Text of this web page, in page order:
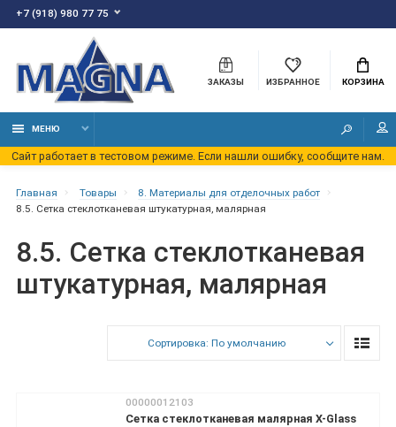
+7 (918) 980 77 75
ЗАКАЗЫ ИЗБРАННОЕ КОРЗИНА
МЕНЮ
Сайт работает в тестовом режиме. Если нашли ошибку, сообщите нам.
Главная Товары
8. Материалы для отделочных работ
8.5. Сетка стеклотканевая штукатурная, малярная
8.5. Сетка стеклотканевая
штукатурная, малярная
Сортировка: По умолчанию
00000012103
Сетка стеклотканевая малярная X-Glass